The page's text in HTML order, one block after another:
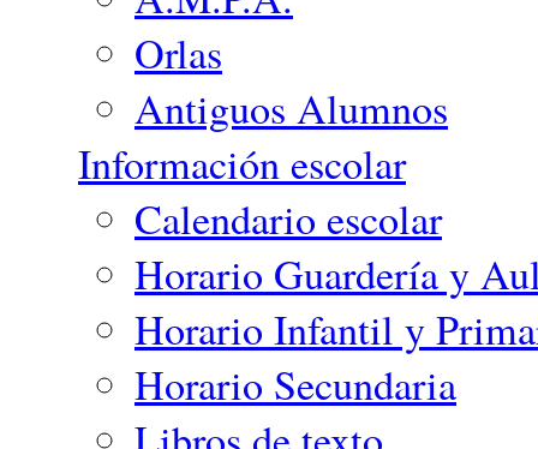
Orlas
Antiguos Alumnos
Información escolar
Calendario escolar
Horario Guardería y
Horario Infantil y
Horario Secundaria